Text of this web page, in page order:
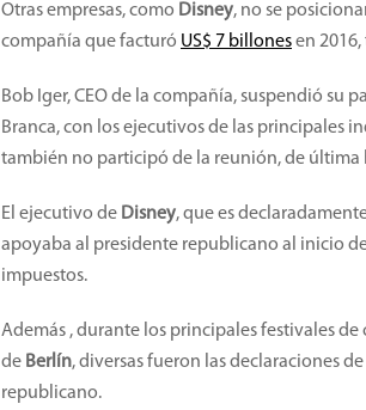
Otras empresas, como Disney, no se
compañía que facturó US$ 7 billonesen
Bob Iger, CEO de la compañía, suspendió su
Branca, con los ejecutivos de las principales
también no participó de la reunión, de última
El ejecutivo de Disney, que es
apoyaba al presidente republicano al inicio
impuestos.
Además , durante los principales festivales de
de Berlín, diversas fueron las declaraciones
republicano.